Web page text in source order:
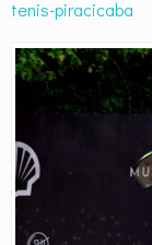
tenis-piracicaba